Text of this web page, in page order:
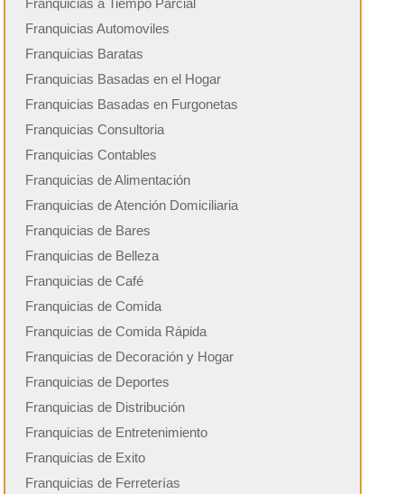
Franquicias Automoviles
Franquicias Baratas
Franquicias Basadas en el Hogar
Franquicias Basadas en Furgonetas
Franquicias Consultoria
Franquicias Contables
Franquicias de Alimentación
Franquicias de Atención Domiciliaria
Franquicias de Bares
Franquicias de Belleza
Franquicias de Café
Franquicias de Comida
Franquicias de Comida Rápida
Franquicias de Decoración y Hogar
Franquicias de Deportes
Franquicias de Distribución
Franquicias de Entretenimiento
Franquicias de Exito
Franquicias de Ferreterías